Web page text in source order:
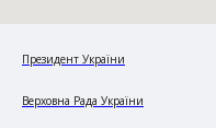
Президент України
Верховна Рада України